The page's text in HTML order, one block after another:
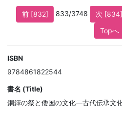
前 [832] 833/3748 次 [834]
Topへ
ISBN
9784861822544
書名 (Title)
銅鐸の祭と倭国の文化―古代伝承文